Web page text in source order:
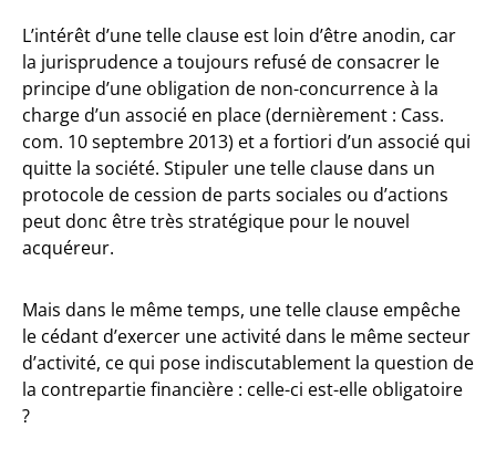
L’intérêt d’une telle clause est loin d’être anodin, car
la jurisprudence a toujours refusé de consacrer le
principe d’une obligation de non-concurrence à la
charge d’un associé en place (dernièrement : Cass.
com. 10 septembre 2013) et a fortiori d’un associé qui
quitte la société. Stipuler une telle clause dans un
protocole de cession de parts sociales ou d’actions
peut donc être très stratégique pour le nouvel
acquéreur.
Mais dans le même temps, une telle clause empêche
le cédant d’exercer une activité dans le même secteur
d’activité, ce qui pose indiscutablement la question de
la contrepartie financière : celle-ci est-elle obligatoire
?